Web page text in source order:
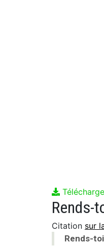
Citation sur
Rends-